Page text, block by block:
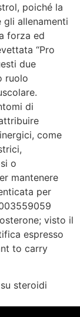
poiché la
gli allenamenti
forza ed
“Pro
due
ruolo
di
come
o
mantenere
per
visto il
espresso
to carry